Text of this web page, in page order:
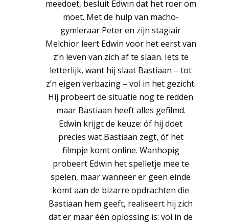
meedoet, besluit Edwin dat het roer om
moet. Met de hulp van macho-
gymleraar Peter en zijn stagiair
Melchior leert Edwin voor het eerst van
z’n leven van zich af te slaan. Iets te
letterlijk, want hij slaat Bastiaan – tot
z’n eigen verbazing – vol in het gezicht.
Hij probeert de situatie nog te redden
maar Bastiaan heeft alles gefilmd.
Edwin krijgt de keuze: óf hij doet
precies wat Bastiaan zegt, óf het
filmpje komt online. Wanhopig
probeert Edwin het spelletje mee te
spelen, maar wanneer er geen einde
komt aan de bizarre opdrachten die
Bastiaan hem geeft, realiseert hij zich
dat er maar één oplossing is: vol in de